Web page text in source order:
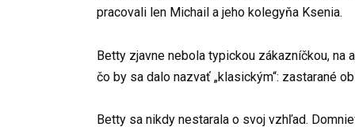
pracovali len Michail a jeho kolegyňa Ksenia.
Betty zjavne nebola typickou zákazníčkou,
čo by sa dalo nazvať „klasickým“: zastarané
Betty sa nikdy nestarala o svoj vzhľad.